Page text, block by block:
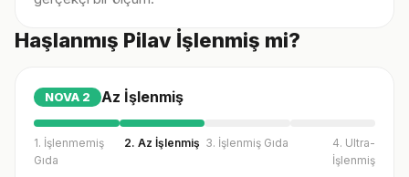
Haşlanmış Pilav İşlenmiş mi?
NOVA 2 Az İşlenmiş
1. İşlenmemiş
Gıda
2. Az İşlenmiş 3. İşlenmiş Gıda
4. Ultra-
İşlenmiş